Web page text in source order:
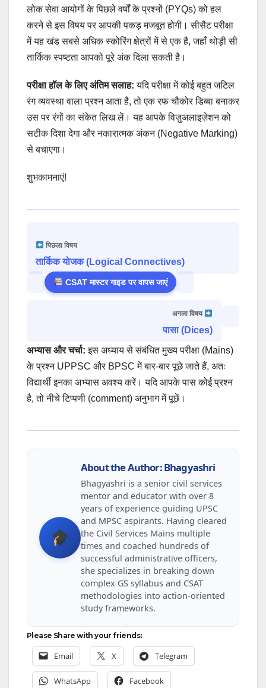
लोक सेवा आयोगों के पिछले वर्षों के प्रश्नों (PYQs) को हल
करने से इस विषय पर आपकी पकड़ मजबूत होगी। सीसैट परीक्षा
में यह खंड सबसे अधिक स्कोरिंग क्षेत्रों में से एक है, जहाँ थोड़ी सी
तार्किक स्पष्टता आपको पूरे अंक दिला सकती है।
परीक्षा हॉल के लिए अंतिम सलाह: यदि परीक्षा में कोई बहुत जटिल
रंग व्यवस्था वाला प्रश्न आता है, तो एक रफ चौकोर डिब्बा बनाकर
उस पर रंगों का संकेत लिख लें। यह आपके विज़ुअलाइज़ेशन को
सटीक दिशा देगा और नकारात्मक अंकन (Negative Marking)
से बचाएगा।
शुभकामनाएं!
पिछला विषय
तार्किक योजक (Logical Connectives)
CSAT मास्टर गाइड पर वापस जाएं
अगला विषय
पासा (Dices)
अभ्यास और चर्चा: इस अध्याय से संबंधित मुख्य परीक्षा (Mains)
के प्रश्न UPPSC और BPSC में बार-बार पूछे जाते हैं, अतः
विद्यार्थी इनका अभ्यास अवश्य करें। यदि आपके पास कोई प्रश्न
है, तो नीचे टिप्पणी (comment) अनुभाग में पूछें।
About the Author: Bhagyashri
Bhagyashri is a senior civil services
mentor and educator with over 8
years of experience guiding UPSC
and MPSC aspirants. Having cleared
the Civil Services Mains multiple
times and coached hundreds of
successful administrative officers,
she specializes in breaking down
complex GS syllabus and CSAT
methodologies into action-oriented
study frameworks.
Please Share with your friends:
Email X Telegram
WhatsApp Facebook